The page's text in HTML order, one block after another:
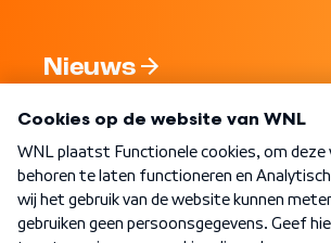
Nieuws
Nieuwsbrief
Word Lid